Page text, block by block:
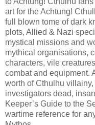
art for the Achtung!
full blown tome of dark
plots, Allied & Nazi
mystical missions and
mythical organisations,
characters, vile
combat and equipment.
worth of Cthulhu
investigators dead,
Keeper’s Guide to the
wartime reference for